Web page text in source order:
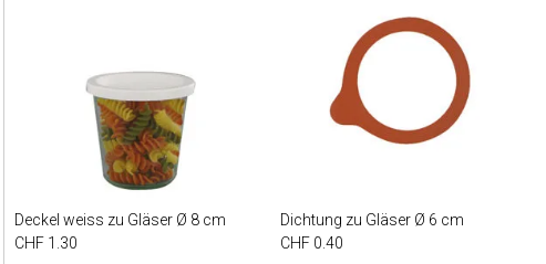
Deckel weiss zu Gläser Ø 8 cm
CHF 1.30
Dichtung zu Gläser Ø 6 cm
CHF 0.40